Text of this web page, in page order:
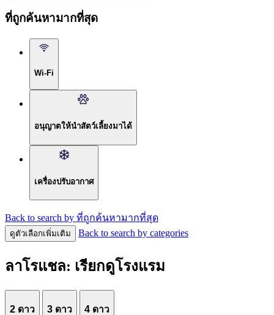
ที่ถูกค้นหามากที่สุด
Wi-Fi
อนุญาตให้นำสัตว์เลี้ยงมาได้
เครื่องปรับอากาศ
Back to search by ที่ถูกค้นหามากที่สุด
ดูตัวเลือกเพิ่มเติม Back to search by categories
ลาโรแชล: เรียกดูโรงแรม
2 ดาว 3 ดาว 4 ดาว